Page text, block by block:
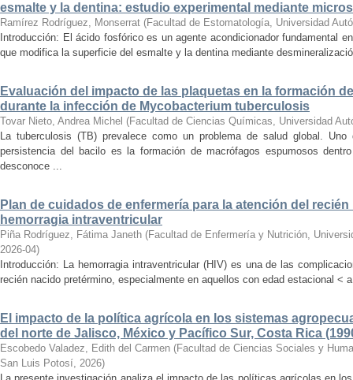
esmalte y la dentina: estudio experimental mediante
Ramírez Rodríguez, Monserrat (Facultad de Estomatología, Universidad
Introducción: El ácido fosfórico es un agente acondicionador fundamental
que modifica la superficie del esmalte y la dentina mediante
Evaluación del impacto de las plaquetas en la formación
durante la infección de Mycobacterium tuberculosis
Tovar Nieto, Andrea Michel (Facultad de Ciencias Químicas, Universidad
La tuberculosis (TB) prevalece como un problema de salud global.
persistencia del bacilo es la formación de macrófagos espumosos
desconoce ...
Plan de cuidados de enfermería para la atención del
hemorragia intraventricular
Piña Rodríguez, Fátima Janeth (Facultad de Enfermería y Nutrición,
2026-04)
Introducción: La hemorragia intraventricular (HIV) es una de las
recién nacido pretérmino, especialmente en aquellos con edad estacional <
El impacto de la política agrícola en los sistemas
del norte de Jalisco, México y Pacífico Sur, Costa Rica
Escobedo Valadez, Edith del Carmen (Facultad de Ciencias Sociales y
San Luis Potosí, 2026)